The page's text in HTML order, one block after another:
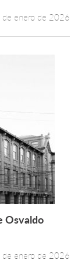
enero de 2026
más +
Osvaldo
enero de 2026